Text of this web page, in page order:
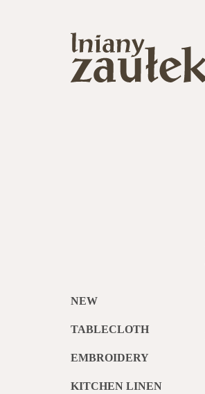
NEW
TABLECLOTH
EMBROIDERY
KITCHEN LINEN